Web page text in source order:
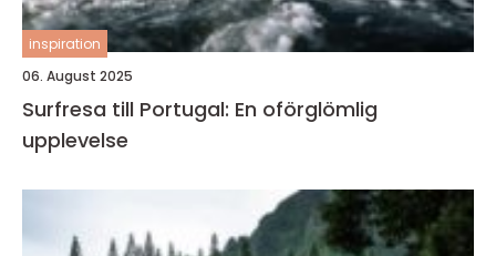
inspiration
06. August 2025
Surfresa till Portugal: En oförglömlig
upplevelse